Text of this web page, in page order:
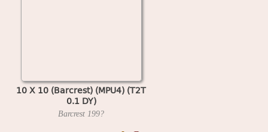
10 X 10 (Barcrest) (MPU4) (T2T
0.1 DY)
Barcrest 199?